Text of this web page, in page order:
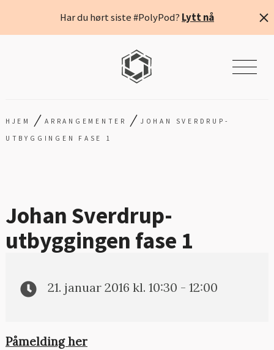
Har du hørt siste #PolyPod? Lytt nå
HJEM /ARRANGEMENTER / JOHAN SVERDRUP-
UTBYGGINGEN FASE 1
Johan Sverdrup-
utbyggingen fase 1
21. januar 2016 kl. 10:30 - 12:00
Påmelding her